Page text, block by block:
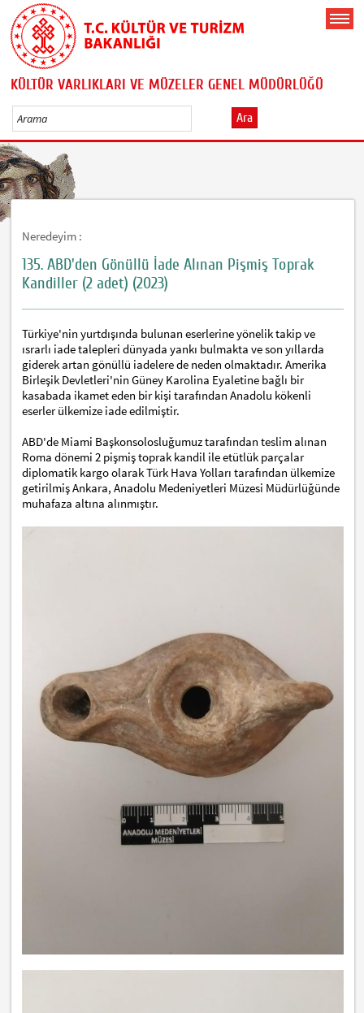
KÜLTÜR VARLIKLARI VE MÜZELER GENEL MÜDÜRLÜĞÜ
Ara
Neredeyim :
135. ABD'den Gönüllü İade Alınan Pişmiş Toprak
Kandiller (2 adet) (2023)
Türkiye'nin yurtdışında bulunan eserlerine yönelik takip ve
ısrarlı iade talepleri dünyada yankı bulmakta ve son yıllarda
giderek artan gönüllü iadelere de neden olmaktadır. Amerika
Birleşik Devletleri'nin Güney Karolina Eyaletine bağlı bir
kasabada ikamet eden bir kişi tarafından Anadolu kökenli
eserler ülkemize iade edilmiştir.
ABD'de Miami Başkonsolosluğumuz tarafından teslim alınan
Roma dönemi 2 pişmiş toprak kandil ile etütlük parçalar
diplomatik kargo olarak Türk Hava Yolları tarafından ülkemize
getirilmiş Ankara, Anadolu Medeniyetleri Müzesi Müdürlüğünde
muhafaza altına alınmıştır.